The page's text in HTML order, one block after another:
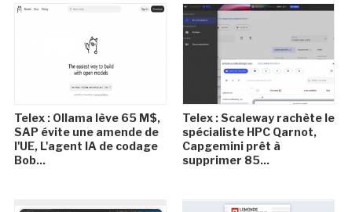
Telex : Ollama lève 65 M$,
SAP évite une amende de
l'UE, L'agent IA de codage
Bob...
Telex : Scaleway rachète le
spécialiste HPC Qarnot,
Capgemini prêt à
supprimer 85...